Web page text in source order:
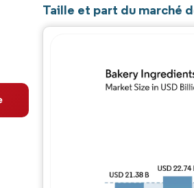
Taille et part du marché